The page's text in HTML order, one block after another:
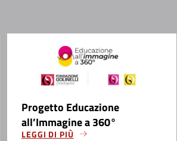
Progetto Educazione
all’Immagine a 360°
LEGGI DI PIÙ